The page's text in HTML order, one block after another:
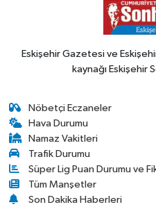
Eskişehir Gazetesi ve
kaynağı Eskişehir
Nöbetçi Eczaneler
Hava Durumu
Namaz Vakitleri
Trafik Durumu
Süper Lig Puan Durumu ve
Tüm Manşetler
Son Dakika Haberleri